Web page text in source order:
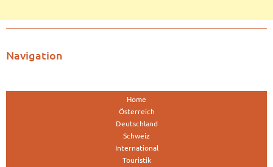
Navigation
Home
Österreich
Deutschland
Schweiz
International
Touristik